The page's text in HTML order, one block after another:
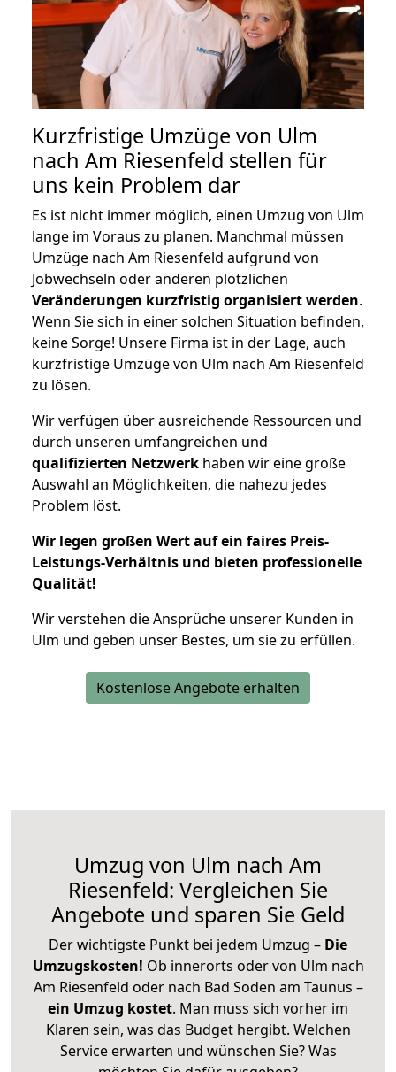
Kurzfristige Umzüge von Ulm
nach Am Riesenfeld stellen für
uns kein Problem dar
Es ist nicht immer möglich, einen Umzug von Ulm
lange im Voraus zu planen. Manchmal müssen
Umzüge nach Am Riesenfeld aufgrund von
Jobwechseln oder anderen plötzlichen
Veränderungen kurzfristig organisiert werden.
Wenn Sie sich in einer solchen Situation befinden,
keine Sorge! Unsere Firma ist in der Lage, auch
kurzfristige Umzüge von Ulm nach Am Riesenfeld
zu lösen.
Wir verfügen über ausreichende Ressourcen und
durch unseren umfangreichen und
qualifizierten Netzwerk haben wir eine große
Auswahl an Möglichkeiten, die nahezu jedes
Problem löst.
Wir legen großen Wert auf ein faires Preis-
Leistungs-Verhältnis und bieten professionelle
Qualität!
Wir verstehen die Ansprüche unserer Kunden in
Ulm und geben unser Bestes, um sie zu erfüllen.
Kostenlose Angebote erhalten
Umzug von Ulm nach Am
Riesenfeld: Vergleichen Sie
Angebote und sparen Sie Geld
Der wichtigste Punkt bei jedem Umzug – Die
Umzugskosten! Ob innerorts oder von Ulm nach
Am Riesenfeld oder nach Bad Soden am Taunus –
ein Umzug kostet. Man muss sich vorher im
Klaren sein, was das Budget hergibt. Welchen
Service erwarten und wünschen Sie? Was